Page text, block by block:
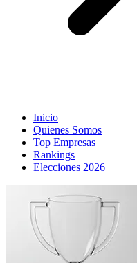
Inicio
Quienes Somos
Top Empresas
Rankings
Elecciones 2026